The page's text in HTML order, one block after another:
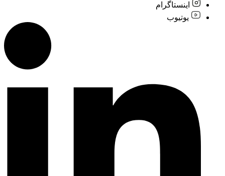
اینستاگرام
یوتیوب